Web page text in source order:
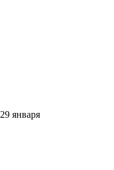
29 января